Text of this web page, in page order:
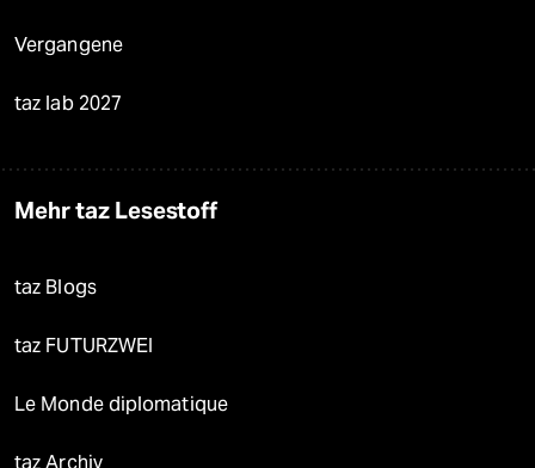
Vergangene
taz lab 2027
Mehr taz Lesestoff
taz Blogs
taz FUTURZWEI
Le Monde diplomatique
taz Archiv